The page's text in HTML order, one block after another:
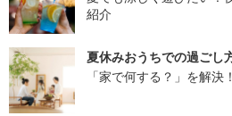
紹介
夏休みおうちでの過ごし
「家で何する？」を解